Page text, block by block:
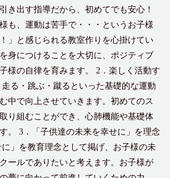
き出す指導だから、初めてでも安心！
も、運動は苦手で・・・というお子様
」と感じられる教室作りを心掛けてい
身につけることを大切に、ポジティブ
様の自律を育みます。 2．楽しく活動す
る・跳ぶ・蹴るといった基礎的な運動
中で向上させていきます。初めてのス
り組むことができ、心肺機能や基礎体
。 3．「子供達の未来を幸せに」を理念
」を教育理念として掲げ、お子様の未
ールでありたいと考えます。お子様が